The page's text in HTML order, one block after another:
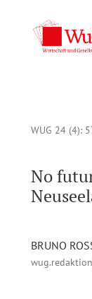
WUG 24 (4):
No
BRUNO